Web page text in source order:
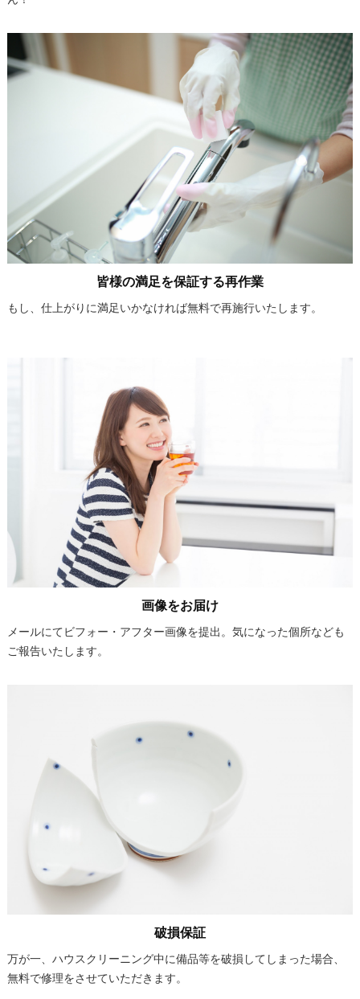
皆様の満足を保証する再作業
もし、仕上がりに満足いかなければ無料で再施行いたします。
画像をお届け
メールにてビフォー・アフター画像を提出。気になった個所なども
ご報告いたします。
破損保証
万が一、ハウスクリーニング中に備品等を破損してしまった場合、
無料で修理をさせていただきます。